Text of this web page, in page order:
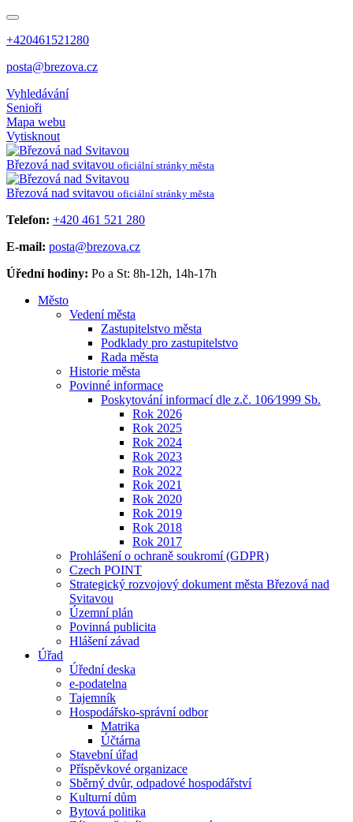
+420461521280
posta@brezova.cz
Vyhledávání
Senioři
Mapa webu
Vytisknout
Březová nad svitavou oficiální stránky města
Březová nad svitavou oficiální stránky města
Telefon: +420 461 521 280
E-mail: posta@brezova.cz
Úřední hodiny: Po a St: 8h-12h, 14h-17h
Město
Vedení města
Zastupitelstvo města
Podklady pro zastupitelstvo
Rada města
Historie města
Povinné informace
Poskytování informací dle z.č. 106⁄1999 Sb.
Rok 2026
Rok 2025
Rok 2024
Rok 2023
Rok 2022
Rok 2021
Rok 2020
Rok 2019
Rok 2018
Rok 2017
Prohlášení o ochraně soukromí (GDPR)
Czech POINT
Strategický rozvojový dokument města Březová nad
Svitavou
Územní plán
Povinná publicita
Hlášení závad
Úřad
Úřední deska
e-podatelna
Tajemník
Hospodářsko-správní odbor
Matrika
Účtárna
Stavební úřad
Příspěvkové organizace
Sběrný dvůr, odpadové hospodářství
Kulturní dům
Bytová politika